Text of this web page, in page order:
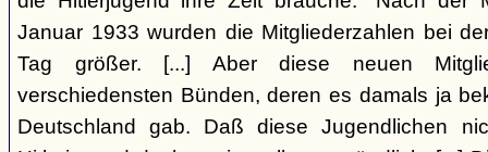
Januar 1933 wurden die Mitgliederzahlen bei
Tag größer. [...] Aber diese neuen
verschiedensten Bünden, deren es damals ja
Deutschland gab. Daß diese Jugendlichen